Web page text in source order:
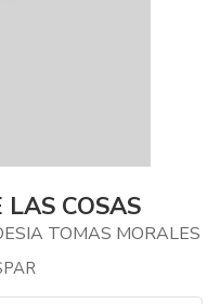
LAS COSAS
TOMAS MORALES